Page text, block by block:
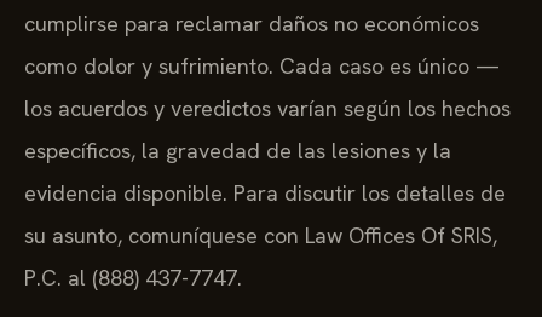
cumplirse para reclamar daños no económicos
como dolor y sufrimiento. Cada caso es único —
los acuerdos y veredictos varían según los hechos
específicos, la gravedad de las lesiones y la
evidencia disponible. Para discutir los detalles de
su asunto, comuníquese con Law Offices Of SRIS,
P.C. al (888) 437-7747.